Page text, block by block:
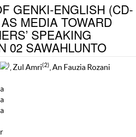
GENKI-ENGLISH (CD-
MEDIA TOWARD
SPEAKING
02 SAWAHLUNTO
) , Zul Amri(2) , An Fauzia Rozani